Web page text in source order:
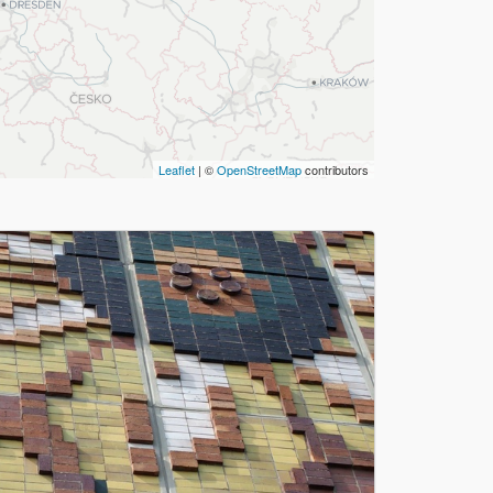
Leaflet| ©OpenStreetMapcontributors